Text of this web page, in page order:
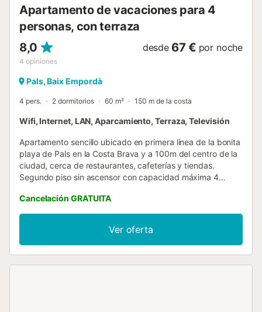
Apartamento de vacaciones para 4
personas, con terraza
8,0
4 opiniones
desde 67 € por noche
Pals, Baix Empordà
4 pers. 2 dormitorios 60 m² 150 m de la costa
Wifi, Internet, LAN, Aparcamiento, Terraza, Televisión
Apartamento sencillo ubicado en primera línea de la bonita
playa de Pals en la Costa Brava y a 100m del centro de la
ciudad, cerca de restaurantes, cafeterías y tiendas.
Segundo piso sin ascensor con capacidad máxima 4
con salida a una terraza con vistas impresionantes al mar
donde podrá disfrutar de desayunos y comidas al sol, una
cocina sencilla pero completa (cocina y horno eléctrico,
microondas, lavadora, cafetera), 2 habitaciones dobles (1
con cama de matrimonio de 140x190cm y la otra con 2
Cancelación GRATUITA
Ver oferta